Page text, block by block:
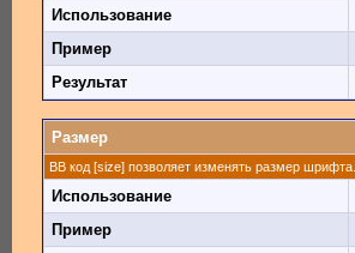
Использование
Пример
Результат
Размер
BB код [size] позволяет изменять размер шрифта.
Использование
Пример